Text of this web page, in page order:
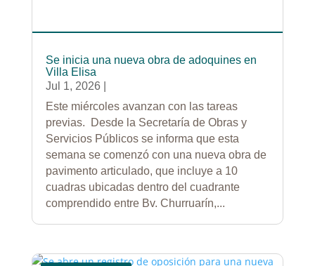
Se inicia una nueva obra de adoquines en
Villa Elisa
Jul 1, 2026
Este miércoles avanzan con las tareas
previas. Desde la Secretaría de Obras y
Servicios Públicos se informa que esta
semana se comenzó con una nueva obra de
pavimento articulado, que incluye a 10
cuadras ubicadas dentro del cuadrante
comprendido entre Bv. Churruarín,...